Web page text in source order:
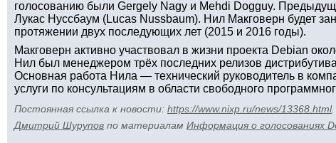
голосованию были Gergely Nagy и Mehdi Dogguy.
Лукас Нуссбаум (Lucas Nussbaum). Нил Макговерн будет
протяжении двух последующих лет (2015 и 2016 годы).
Макговерн активно участвовал в жизни проекта Debian
Нил был менеджером трёх последних релизов
Основная работа Нила — технический руководитель в
услуги по консультациям в области свободного
Постоянная ссылка к новости: https://www.nixp.ru/news/13368.html.
Дмитрий Шурупов по материалам Информация о голосованиях